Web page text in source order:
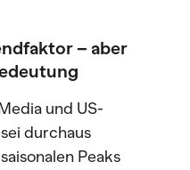
– aber
und US-
durchaus
Peaks